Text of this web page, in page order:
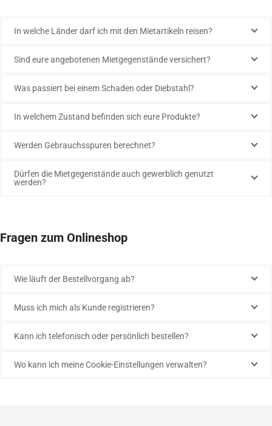
In welche Länder darf ich mit den Mietartikeln reisen?
Sind eure angebotenen Mietgegenstände versichert?
Was passiert bei einem Schaden oder Diebstahl?
In welchem Zustand befinden sich eure Produkte?
Werden Gebrauchsspuren berechnet?
Dürfen die Mietgegenstände auch gewerblich genutzt
werden?
Fragen zum Onlineshop
Wie läuft der Bestellvorgang ab?
Muss ich mich als Kunde registrieren?
Kann ich telefonisch oder persönlich bestellen?
Wo kann ich meine Cookie-Einstellungen verwalten?